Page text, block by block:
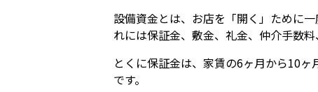
設備資金とは、お店を「開く」ために
れには保証金、敷金、礼金、仲介手数料
とくに保証金は、家賃の6ヶ月から10
です。